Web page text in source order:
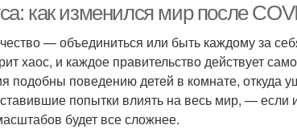
как изменился мир после
— объединиться или быть каждому за
хаос, и каждое правительство действует
подобны поведению детей в комнате, откуда
попытки влиять на весь мир, — если
будет все сложнее.